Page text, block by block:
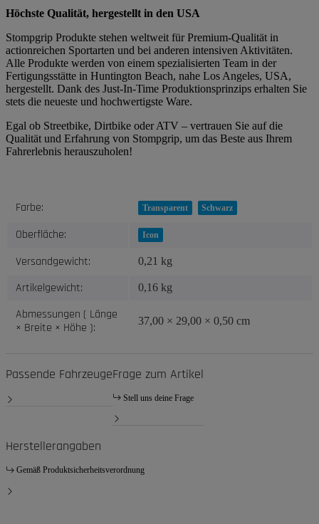
Höchste Qualität, hergestellt in den USA
Stompgrip Produkte stehen weltweit für Premium-Qualität in
actionreichen Sportarten und bei anderen intensiven Aktivitäten.
Alle Produkte werden von einem spezialisierten Team in der
Fertigungsstätte in Huntington Beach, nahe Los Angeles, USA,
hergestellt. Dank des Just-In-Time Produktionsprinzips erhalten Sie
stets die neueste und hochwertigste Ware.
Egal ob Streetbike, Dirtbike oder ATV – vertrauen Sie auf die
Qualität und Erfahrung von Stompgrip, um das Beste aus Ihrem
Fahrerlebnis herauszuholen!
Produkteigenschaft
Wert
Farbe: Transparent Schwarz
Oberfläche: Icon
Versandgewicht: 0,21 kg
Artikelgewicht: 0,16 kg
Abmessungen ( Länge
× Breite × Höhe ):
37,00 × 29,00 × 0,50 cm
Passende FahrzeugeFrage zum Artikel
Stell uns deine Frage
Herstellerangaben
Gemäß Produktsicherheitsverordnung